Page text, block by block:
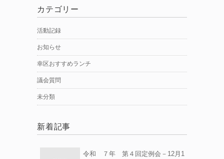
カテゴリー
活動記録
お知らせ
幸区おすすめランチ
議会質問
未分類
新着記事
令和 ７年 第４回定例会－12月1